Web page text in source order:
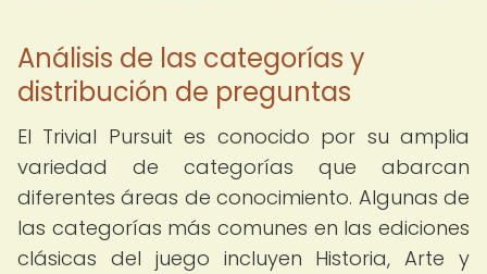
Análisis de las categorías y
distribución de preguntas
El Trivial Pursuit es conocido por su amplia
variedad de categorías que abarcan
diferentes áreas de conocimiento. Algunas de
las categorías más comunes en las ediciones
clásicas del juego incluyen Historia, Arte y